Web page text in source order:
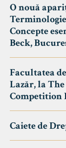
O nouă
Concepte
Beck,
Facultatea
Lazăr, la
Competition
Caiete de